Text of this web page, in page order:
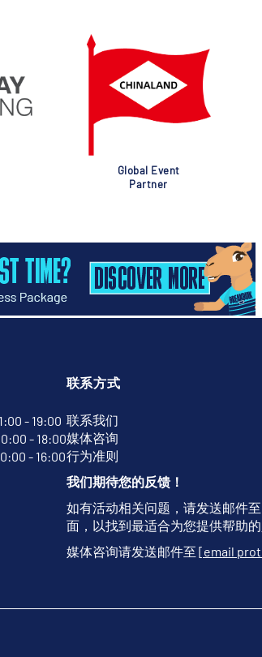
Global Event
Partner
- 19:00
- 18:00
- 16:00
联系方式
联系我们
媒体咨询
行为准则
我们期待您的反馈！
如有活动相关问题，请发送邮件至
面，以找到最适合为您提供帮助的
媒体咨询请发送邮件至 [email